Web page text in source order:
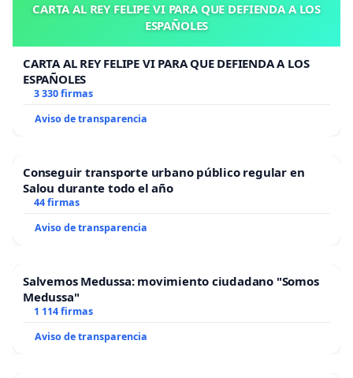
CARTA AL REY FELIPE VI PARA QUE DEFIENDA A LOS
ESPAÑOLES
CARTA AL REY FELIPE VI PARA QUE DEFIENDA A LOS
ESPAÑOLES
3 330 firmas
Aviso de transparencia
Conseguir transporte urbano público regular en
Salou durante todo el año
44 firmas
Aviso de transparencia
Salvemos Medussa: movimiento ciudadano "Somos
Medussa"
1 114 firmas
Aviso de transparencia